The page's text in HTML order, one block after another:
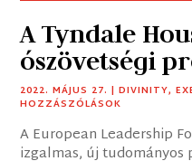
A Tyndale
ószövetségi
2022. MÁJUS 27. |DIVINITY,
HOZZÁSZÓLÁSOK
A European Leadership
izgalmas, új